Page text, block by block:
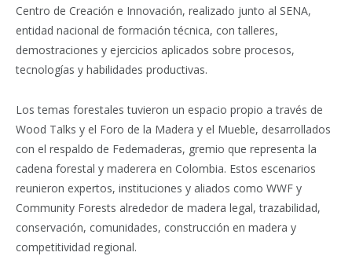
Centro de Creación e Innovación, realizado junto al SENA,
entidad nacional de formación técnica, con talleres,
demostraciones y ejercicios aplicados sobre procesos,
tecnologías y habilidades productivas.
Los temas forestales tuvieron un espacio propio a través de
Wood Talks y el Foro de la Madera y el Mueble, desarrollados
con el respaldo de Fedemaderas, gremio que representa la
cadena forestal y maderera en Colombia. Estos escenarios
reunieron expertos, instituciones y aliados como WWF y
Community Forests alrededor de madera legal, trazabilidad,
conservación, comunidades, construcción en madera y
competitividad regional.